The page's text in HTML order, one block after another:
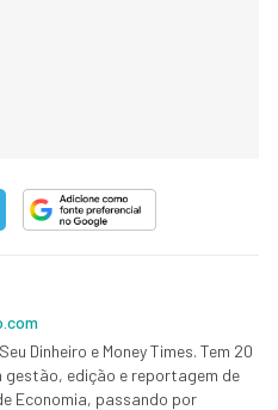
Dinheiro e Money Times. Tem 20
gestão, edição e reportagem de
Economia, passando por